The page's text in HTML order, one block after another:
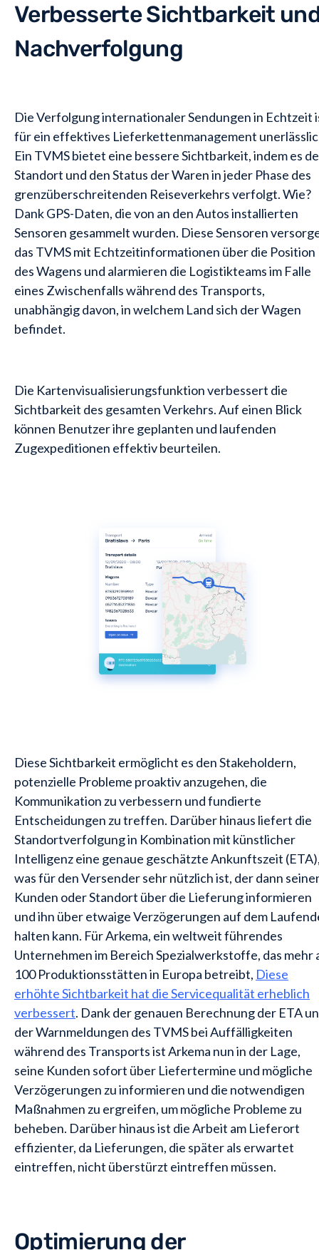
Verbesserte Sichtbarkeit
Nachverfolgung
Die Verfolgung internationaler Sendungen in Echtzeit
für ein effektives Lieferkettenmanagement
Ein TVMS bietet eine bessere Sichtbarkeit, indem es
Standort und den Status der Waren in jeder Phase des
grenzüberschreitenden Reiseverkehrs verfolgt. Wie?
Dank GPS-Daten, die von an den Autos installierten
Sensoren gesammelt wurden. Diese Sensoren
das TVMS mit Echtzeitinformationen über die Position
des Wagens und alarmieren die Logistikteams im Falle
eines Zwischenfalls während des Transports,
unabhängig davon, in welchem Land sich der Wagen
befindet.
Die Kartenvisualisierungsfunktion verbessert die
Sichtbarkeit des gesamten Verkehrs. Auf einen Blick
können Benutzer ihre geplanten und laufenden
Zugexpeditionen effektiv beurteilen.
Diese Sichtbarkeit ermöglicht es den Stakeholdern,
potenzielle Probleme proaktiv anzugehen, die
Kommunikation zu verbessern und fundierte
Entscheidungen zu treffen. Darüber hinaus liefert die
Standortverfolgung in Kombination mit künstlicher
Intelligenz eine genaue geschätzte Ankunftszeit
was für den Versender sehr nützlich ist, der dann
Kunden oder Standort über die Lieferung informieren
und ihn über etwaige Verzögerungen auf dem
halten kann. Für Arkema, ein weltweit führendes
Unternehmen im Bereich Spezialwerkstoffe, das mehr
100 Produktionsstätten in Europa betreibt, Diese
erhöhte Sichtbarkeit hat die Servicequalität erheblich
verbessert. Dank der genauen Berechnung der ETA
der Warnmeldungen des TVMS bei Auffälligkeiten
während des Transports ist Arkema nun in der Lage,
seine Kunden sofort über Liefertermine und mögliche
Verzögerungen zu informieren und die notwendigen
Maßnahmen zu ergreifen, um mögliche Probleme zu
beheben. Darüber hinaus ist die Arbeit am Lieferort
effizienter, da Lieferungen, die später als erwartet
eintreffen, nicht überstürzt eintreffen müssen.
Optimierung der